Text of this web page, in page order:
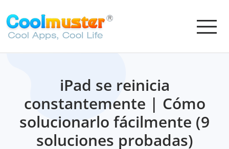
iPad se reinicia
constantemente | Cómo
solucionarlo fácilmente (9
soluciones probadas)